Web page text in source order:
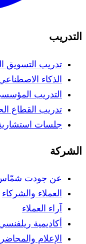
التدريب
تدريب التسويق
الذكاء
التدريب
تدريب القطاع
جلسات
الشركة
عن جودت
العملاء والشركاء
آراء العملاء
أكاديمية
الإعلام